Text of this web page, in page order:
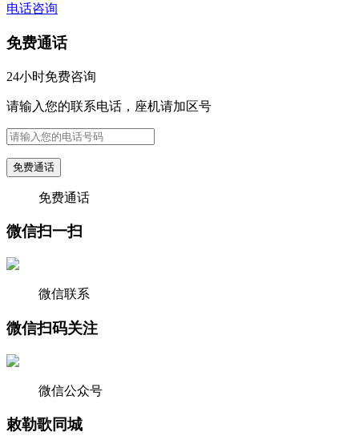
电话咨询
免费通话
24小时免费咨询
请输入您的联系电话，座机请加区号
免费通话
免费通话
微信扫一扫
微信联系
微信扫码关注
微信公众号
敕勒歌同城